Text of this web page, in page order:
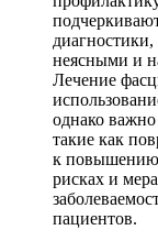
неясными и
Лечение
однако
такие как
к повышению
рисках и
пациентов.